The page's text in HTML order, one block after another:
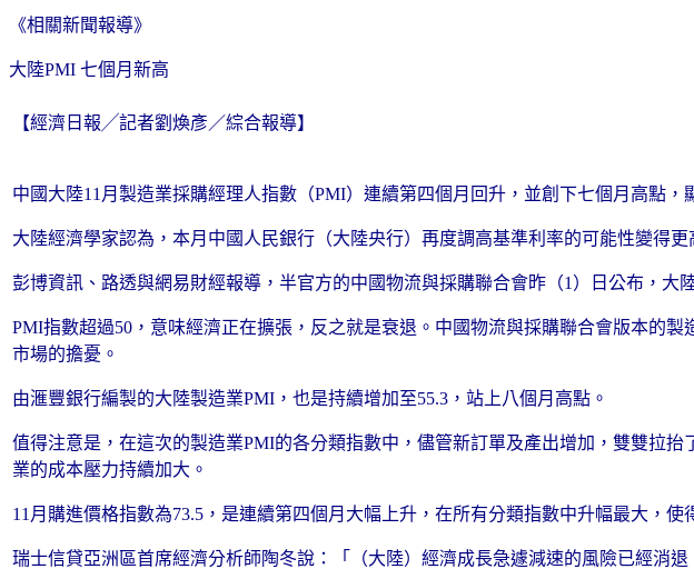
《相關新聞報導》
大陸PMI 七個月新高
【經濟日報╱記者劉煥彥／綜合報導】
中國大陸11月製造業採購經理人指數（PMI）連續第四個月回升，並創下七個月高點
大陸經濟學家認為，本月中國人民銀行（大陸央行）再度調高基準利率的可能性變得更
彭博資訊、路透與網易財經報導，半官方的中國物流與採購聯合會昨（1）日公布，大
PMI指數超過50，意味經濟正在擴張，反之就是衰退。中國物流與採購聯合會版本的
市場的擔憂。
由滙豐銀行編製的大陸製造業PMI，也是持續增加至55.3，站上八個月高點。
值得注意是，在這次的製造業PMI的各分類指數中，儘管新訂單及產出增加，雙雙拉
業的成本壓力持續加大。
11月購進價格指數為73.5，是連續第四個月大幅上升，在所有分類指數中升幅最大，
瑞士信貸亞洲區首席經濟分析師陶冬說：「（大陸）經濟成長急遽減速的風險已經消